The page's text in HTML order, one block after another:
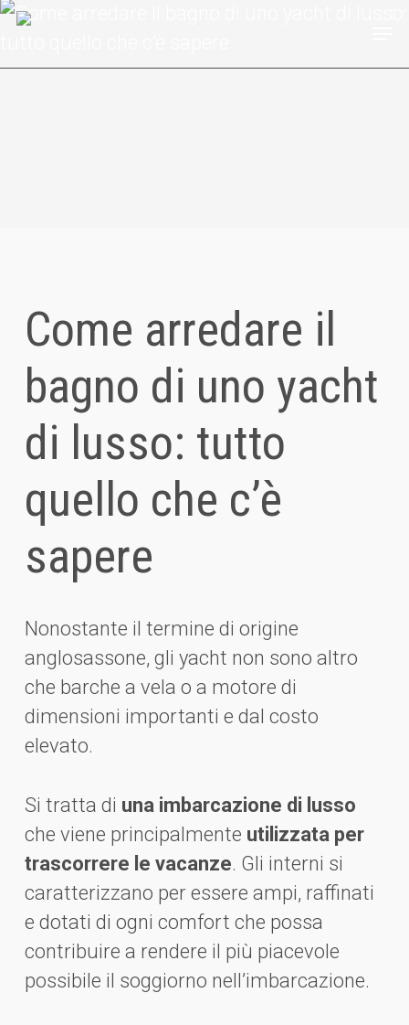
Skip
main
Come arredare il
bagno di uno yacht
di lusso: tutto
quello che c’è
sapere
Nonostante il termine di origine
anglosassone, gli yacht non sono altro
che barche a vela o a motore di
dimensioni importanti e dal costo
elevato.
Si tratta di una imbarcazione di lusso
che viene principalmente utilizzata per
trascorrere le vacanze. Gli interni si
caratterizzano per essere ampi, raffinati
e dotati di ogni comfort che possa
contribuire a rendere il più piacevole
possibile il soggiorno nell’imbarcazione.